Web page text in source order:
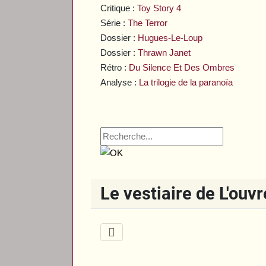
Critique :Toy Story 4
Série :The Terror
Dossier : Hugues-Le-Loup
Dossier :Thrawn Janet
Rétro : Du Silence Et Des Ombres
Analyse : La trilogie de la paranoïa
Le vestiaire de